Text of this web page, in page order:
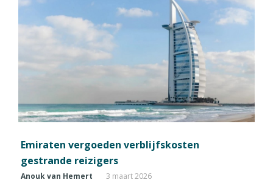
Emiraten vergoeden verblijfskosten
gestrande reizigers
Anouk van Hemert 3 maart 2026